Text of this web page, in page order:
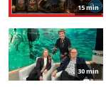
15 min
30 min